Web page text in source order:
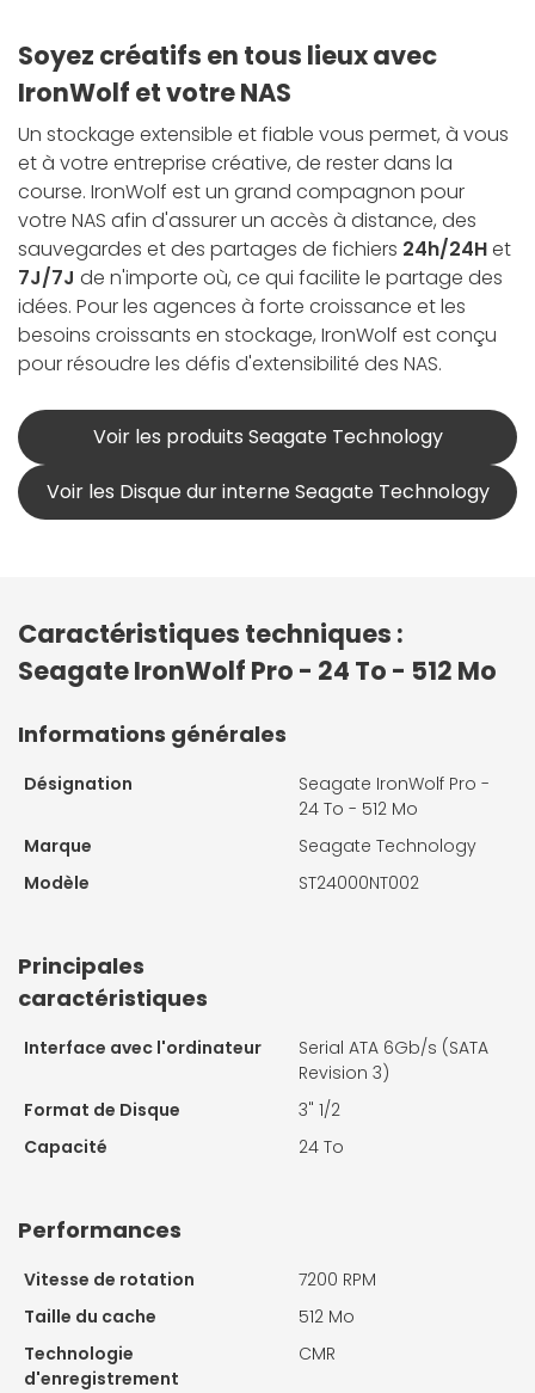
Soyez créatifs en tous lieux avec
IronWolf et votre NAS
Un stockage extensible et fiable vous permet, à vous
et à votre entreprise créative, de rester dans la
course. IronWolf est un grand compagnon pour
votre NAS afin d'assurer un accès à distance, des
sauvegardes et des partages de fichiers 24h/24Het
7J/7J de n'importe où, ce qui facilite le partage des
idées. Pour les agences à forte croissance et les
besoins croissants en stockage, IronWolf est conçu
pour résoudre les défis d'extensibilité des NAS.
Voir les produits Seagate Technology
Voir les Disque dur interne Seagate Technology
Caractéristiques techniques :
Seagate IronWolf Pro - 24 To - 512 Mo
Informations générales
Désignation
Seagate IronWolf Pro -
24 To - 512 Mo
Marque
Seagate Technology
Modèle
ST24000NT002
Principales
caractéristiques
Interface avec l'ordinateur
Serial ATA 6Gb/s (SATA
Revision 3)
Format de Disque
3" 1/2
Capacité
24 To
Performances
Vitesse de rotation
7200 RPM
Taille du cache
512 Mo
Technologie
d'enregistrement
CMR